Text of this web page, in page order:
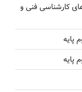
کارشناسی فنی و